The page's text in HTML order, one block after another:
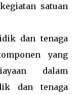
satuan
dan tenaga
yang
dalam
dan tenaga